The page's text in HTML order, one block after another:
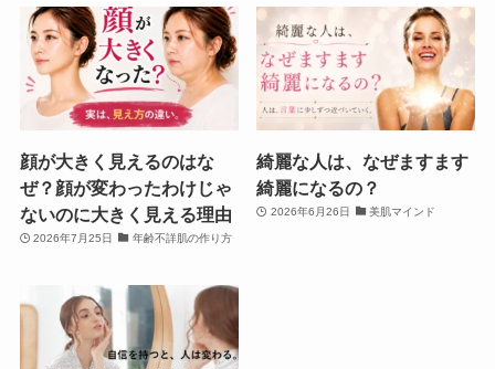
顔が大きく見えるのはな
ぜ？顔が変わったわけじゃ
ないのに大きく見える理由
2026年7月25日 年齢不詳肌の作り方
綺麗な人は、なぜますます
綺麗になるの？
2026年6月26日 美肌マインド